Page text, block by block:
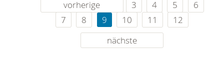
vorherige 3 4 5
6
7
8 9 10 11
12
nächste